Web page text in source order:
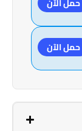
حمل الآن